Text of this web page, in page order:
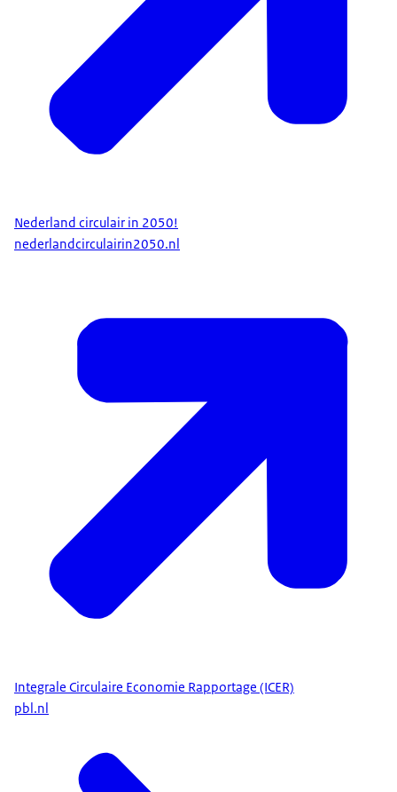
Nederland circulair in 2050!
nederlandcirculairin2050.nl
Integrale Circulaire Economie Rapportage (ICER)
pbl.nl